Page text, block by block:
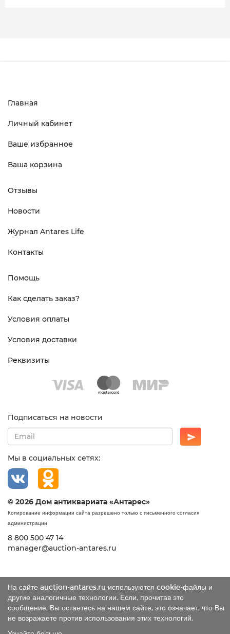
На сайте auction-antares.ru используются cookie-файлы и
другие аналогичные технологии. Если, прочитав это
сообщение, Вы остаетесь на нашем сайте, это означает, что Вы
не возражаете против использования этих технологий.
Главная
Личный кабинет
Ваше избранное
Ваша корзина
Отзывы
Новости
Журнал Antares Life
Контакты
Помощь
Как сделать заказ?
Условия оплаты
Условия доставки
Реквизиты
Подписаться на новости
Мы в социальных сетях:
© 2026 Дом антиквариата «Антарес»
Копирование информации сайта разрешено только с письменного согласия
администрации
8 800 500 47 14
manager@auction-antares.ru